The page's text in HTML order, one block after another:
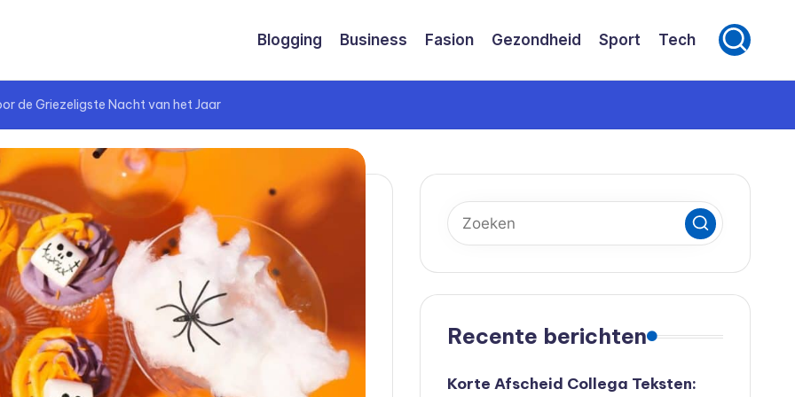
Blogging Business Fasion Gezondheid Sport Tech
de Griezeligste Nacht van het Jaar
Recente berichten
Korte Afscheid Collega Teksten: